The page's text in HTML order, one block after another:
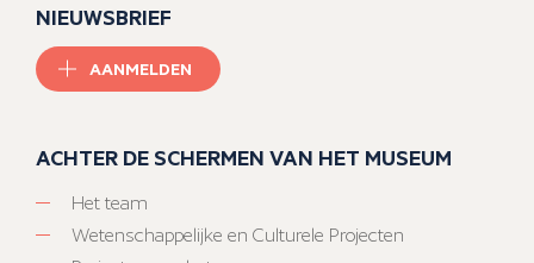
NIEUWSBRIEF
AANMELDEN
ACHTER DE SCHERMEN VAN HET MUSEUM
Het team
Wetenschappelijke en Culturele Projecten